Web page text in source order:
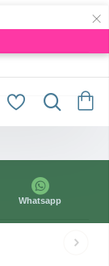
×
Whatsapp